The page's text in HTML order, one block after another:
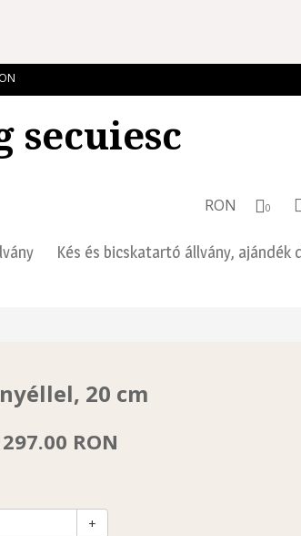
secuiesc
0
RON
Kés és bicskatartó állvány, ajándék
20 cm
297.00 RON
+